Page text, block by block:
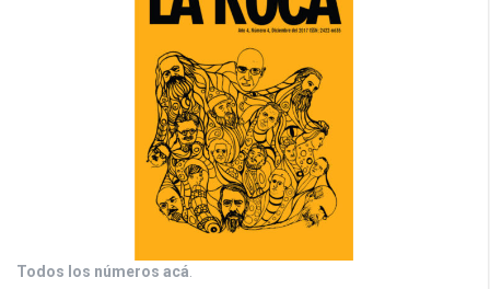
Todos los números acá